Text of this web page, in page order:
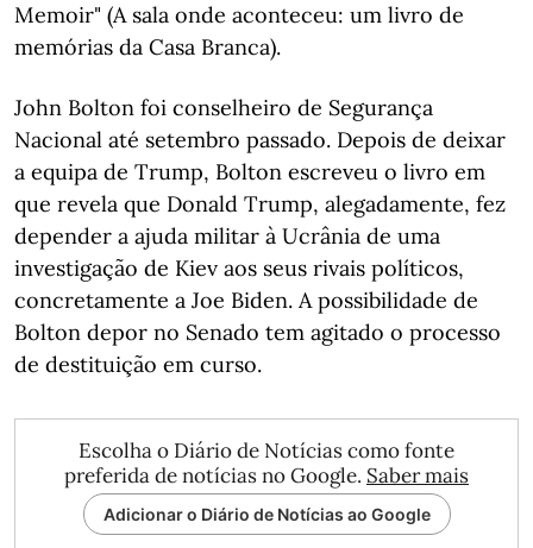
Memoir" (A sala onde aconteceu: um livro de
memórias da Casa Branca).
John Bolton foi conselheiro de Segurança
Nacional até setembro passado. Depois de deixar
a equipa de Trump, Bolton escreveu o livro em
que revela que Donald Trump, alegadamente, fez
depender a ajuda militar à Ucrânia de uma
investigação de Kiev aos seus rivais políticos,
concretamente a Joe Biden. A possibilidade de
Bolton depor no Senado tem agitado o processo
de destituição em curso.
Escolha o Diário de Notícias como fonte
preferida de notícias no Google. Saber mais
Adicionar o Diário de Notícias ao Google